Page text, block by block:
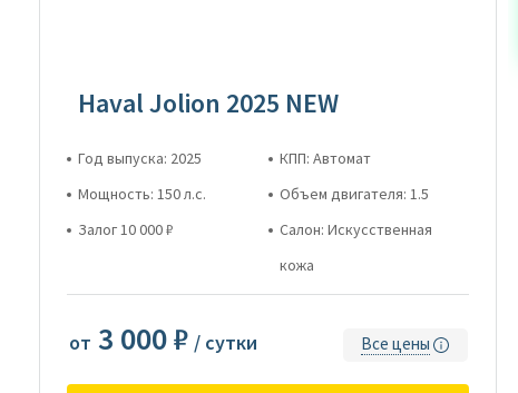
Haval Jolion 2025 NEW
Год выпуска: 2025
КПП: Автомат
Мощность: 150 л.с.
Объем двигателя: 1.5
Залог 10 000 ₽
Салон: Искусственная
кожа
от 3 000 ₽ / сутки Все цены